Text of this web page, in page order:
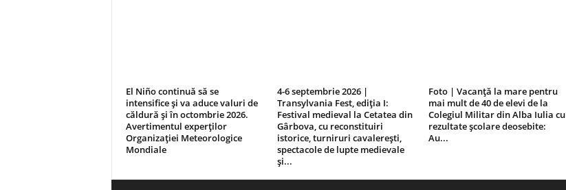
El Niño continuă să se
intensifice și va aduce valuri de
căldură și în octombrie 2026.
Avertimentul experților
Organizației Meteorologice
Mondiale
4-6 septembrie 2026 |
Transylvania Fest, ediția I:
Festival medieval la Cetatea din
Gârbova, cu reconstituiri
istorice, turniruri cavalerești,
spectacole de lupte medievale
și...
Foto | Vacanță la mare pentru
mai mult de 40 de elevi de la
Colegiul Militar din Alba Iulia cu
rezultate școlare deosebite:
Au...